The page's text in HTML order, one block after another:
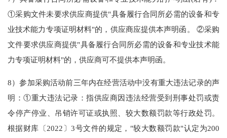
①采购文件未要求供应商提供"具备履行合同所必需的设备和专
业技术能力专项证明材料"的，供应商应提供本声明函。 ②采购
文件要求供应商提供"具备履行合同所必需的设备和专业技术能
力专项证明材料"的，供应商可不提供本声明函。
8）参加采购活动前三年内在经营活动中没有重大违法记录的声
明：①重大违法记录：指供应商因违法经营受到刑事处罚或责
令停产停业、吊销许可证或执照、较大数额罚款等行政处罚。
根据财库〔2022〕3号文件的规定，"较大数额罚款"认定为200